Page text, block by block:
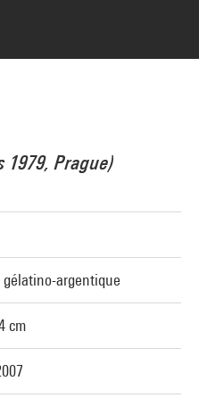
Prague)
gélatino-argentique
cm
Georges Meguerditchian/Dist.